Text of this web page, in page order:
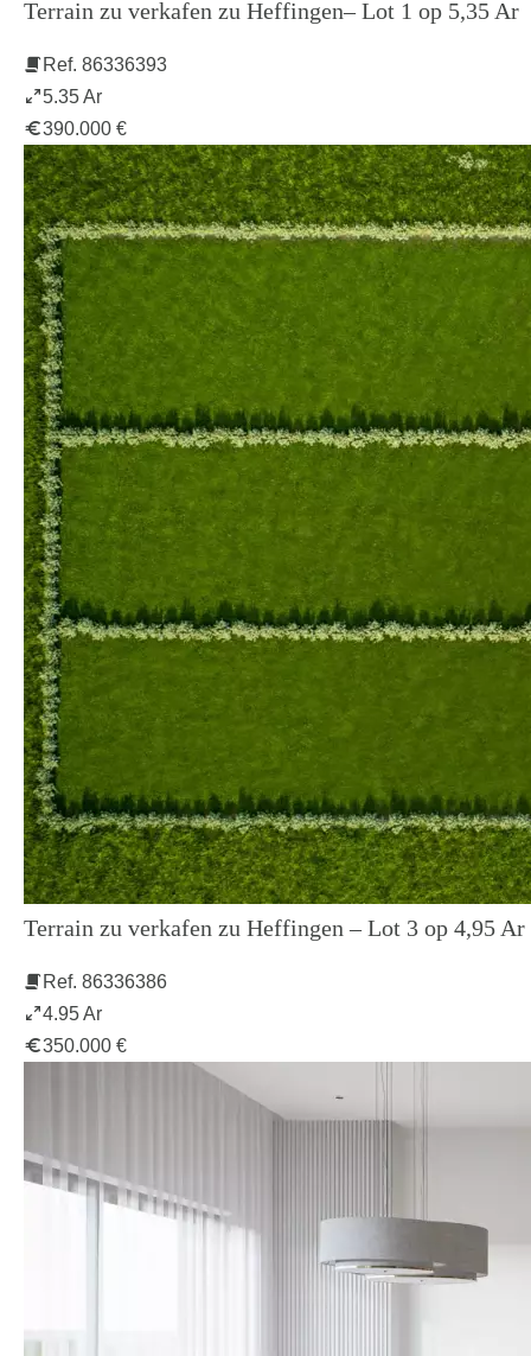
Terrain zu verkafen zu Heffingen– Lot 1 op 5,35 Ar
Ref. 86336393
5.35 Ar
390.000 €
Terrain zu verkafen zu Heffingen – Lot 3 op 4,95 Ar
Ref. 86336386
4.95 Ar
350.000 €